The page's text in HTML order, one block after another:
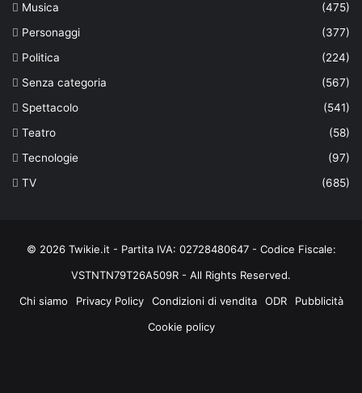
Musica
(475)
Personaggi
(377)
Politica
(224)
Senza categoria
(567)
Spettacolo
(541)
Teatro
(58)
Tecnologie
(97)
TV
(685)
© 2026 Twikie.it - Partita IVA: 02728480647 - Codice Fiscale:
VSTNTN79T26A509R - All Rights Reserved.
Chi siamo
Privacy Policy Condizioni di vendita ODR
Pubblicità
Cookie policy